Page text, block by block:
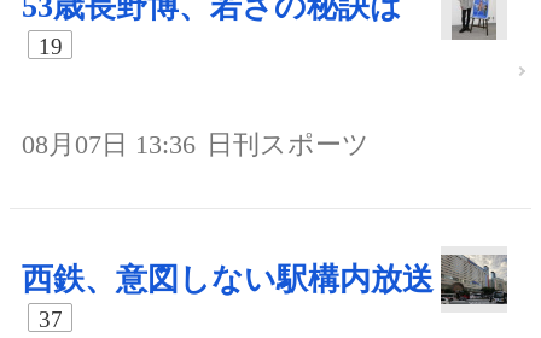
19
08月07日 13:36 日刊スポーツ
西鉄、意図しない駅構内放送
37